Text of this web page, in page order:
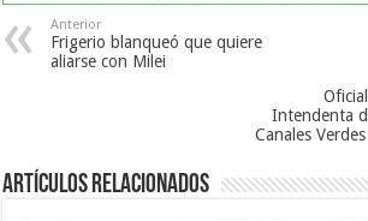
Anterior
Frigerio blanqueó que quiere
aliarse con Milei
Intendenta
Canales
Artículos Relacionados